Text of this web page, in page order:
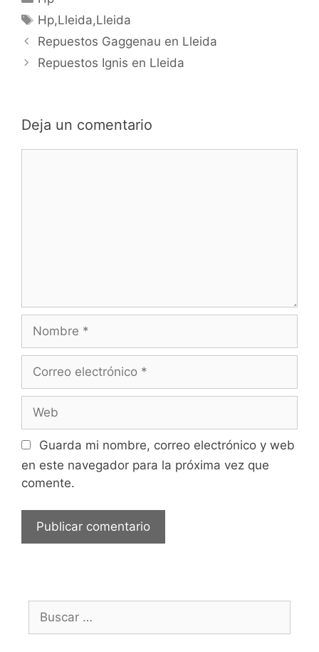
Etiquetas
Hp,Lleida,Lleida
Navegación
de
entradas
Repuestos Gaggenau en Lleida
Repuestos Ignis en Lleida
Deja un comentario
electrónico
Guarda mi nombre, correo electrónico y web
en este navegador para la próxima vez que
comente.
Buscar: